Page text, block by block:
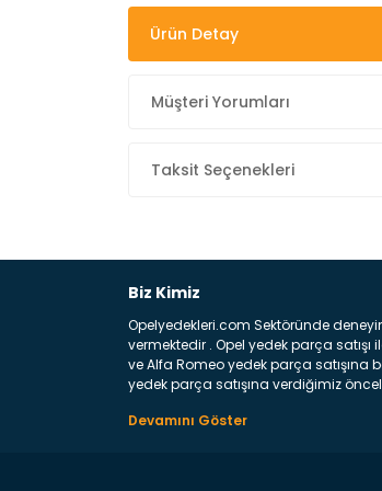
Ürün Detay
Müşteri Yorumları
Taksit Seçenekleri
Biz Kimiz
Opelyedekleri.com Sektöründe
vermektedir . Opel yedek parça
ve Alfa Romeo yedek parça satışına
yedek parça satışına verdiğimiz
belirttiğimiz parçalar sizlere fikir
üretilmiş disk ile teması sayesinde